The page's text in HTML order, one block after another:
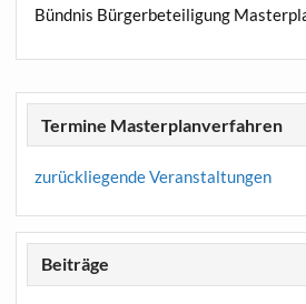
Bündnis Bürgerbeteiligung
Termine Masterplanverfahren
zurückliegende Veranstaltungen
Beiträge